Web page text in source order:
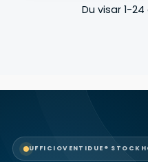
Du visar 1-
UFFICIOVENTIDUE®